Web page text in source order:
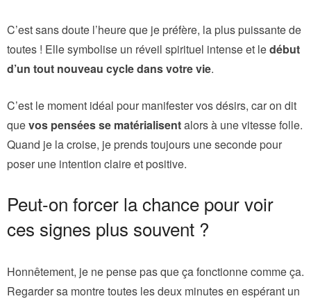
C’est sans doute l’heure que je préfère, la plus puissante de
toutes ! Elle symbolise un réveil spirituel intense et ledébut
d’un tout nouveau cycle dans votre vie.
C’est le moment idéal pour manifester vos désirs, car on dit
quevos pensées se matérialisentalors à une vitesse folle.
Quand je la croise, je prends toujours une seconde pour
poser une intention claire et positive.
Peut-on forcer la chance pour voir
ces signes plus souvent ?
Honnêtement, je ne pense pas que ça fonctionne comme ça.
Regarder sa montre toutes les deux minutes en espérant un